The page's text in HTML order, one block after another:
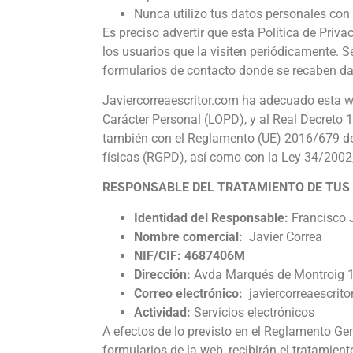
Nunca utilizo tus datos personales
Es preciso advertir que esta Política de
los usuarios que la visiten periódicamente.
formularios de contacto donde se recaben
Javiercorreaescritor.com ha adecuado esta
Carácter Personal (LOPD), y al Real
también con el Reglamento (UE) 2016/679
físicas (RGPD), así como con la Ley 34/
RESPONSABLE DEL TRATAMIENTO DE
Identidad del Responsable: Francisco
Nombre comercial: Javier Correa
NIF/CIF: 4687406M
Dirección: Avda Marqués de Montroig
Correo electrónico:
Actividad: Servicios electrónicos
A efectos de lo previsto en el Reglamento
formularios de la web, recibirán el